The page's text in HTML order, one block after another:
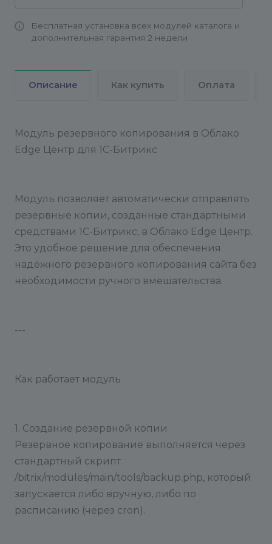
>> /dev/nullБолее подробно о настройке
резервного копирования из командной строки
Базовый" на официальном сайте 1С-Битрикс:
Резервное копирование из командной строки
будут автоматически отправляться в указанную
директорию в Edge Центр.
Бесплатная установка всех модулей каталога и
дополнительная гарантия 2 недели
Описание Как купить Оплата
Модуль резервного копирования в Облако
Edge Центр для 1С-Битрикс
Модуль позволяет автоматически отправлять
резервные копии, созданные стандартными
средствами 1С-Битрикс, в Облако Edge Центр.
Это удобное решение для обеспечения
надёжного резервного копирования сайта без
необходимости ручного вмешательства.
---
Как работает модуль
1. Создание резервной копии
Резервное копирование выполняется через
стандартный скрипт
/bitrix/modules/main/tools/backup.php, который
запускается либо вручную, либо по
расписанию (через cron).